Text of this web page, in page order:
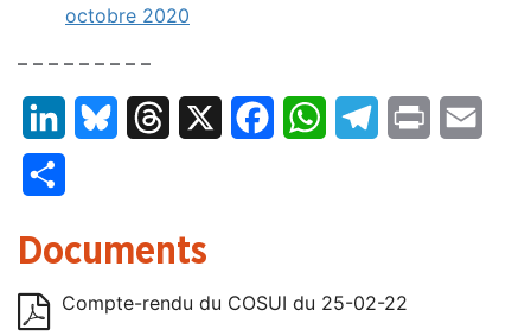
octobre 2020
– – – – – – – – –
LinkedInBluesky Threads FacebookWhatsAppTelegram
Print
Documents
Compte-rendu du COSUI du 25-02-22